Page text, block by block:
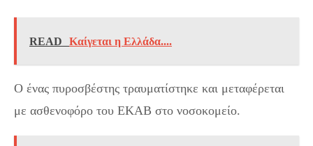
READ Καίγεται η Ελλάδα....
Ο ένας πυροσβέστης τραυματίστηκε και μεταφέρεται
με ασθενοφόρο του ΕΚΑΒ στο νοσοκομείο.